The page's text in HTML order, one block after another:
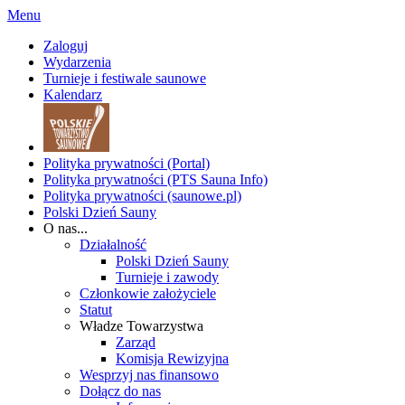
Menu
Zaloguj
Wydarzenia
Turnieje i festiwale saunowe
Kalendarz
Polityka prywatności (Portal)
Polityka prywatności (PTS Sauna Info)
Polityka prywatności (saunowe.pl)
Polski Dzień Sauny
O nas...
Działalność
Polski Dzień Sauny
Turnieje i zawody
Członkowie założyciele
Statut
Władze Towarzystwa
Zarząd
Komisja Rewizyjna
Wesprzyj nas finansowo
Dołącz do nas